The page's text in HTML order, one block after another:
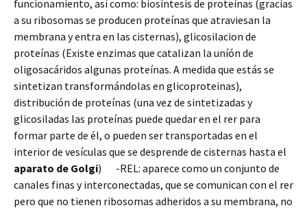
funcionamiento, así como: biosíntesis de proteínas (gracias
a su ribosomas se producen proteínas que atraviesan la
membrana y entra en las cisternas), glicosilacion de
proteínas (Existe enzimas que catalizan la uníón de
oligosacáridos algunas proteínas. A medida que estás se
sintetizan transformándolas en glicoproteinas),
distribución de proteínas (una vez de sintetizadas y
glicosiladas las proteínas puede quedar en el rer para
formar parte de él, o pueden ser transportadas en el
interior de vesículas que se desprende de cisternas hasta el
aparato de Golgi) -REL: aparece como un conjunto de
canales finas y interconectadas, que se comunican con el rer
pero que no tienen ribosomas adheridos a su membrana, no